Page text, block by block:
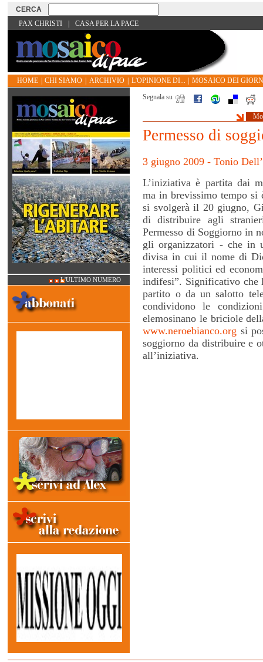
PAX CHRISTI CASA PER LA PACE
HOME CHI SIAMO ARCHIVIO L'OPINIONE DI...
MOSAICO DEI
Segnala su
Permesso di
3 giugno 2009 - Tonio
L’iniziativa è partita dai
ma in brevissimo tempo
si svolgerà il 20 giugno,
di distribuire agli
Permesso di Soggiorno in
gli organizzatori - che in
divisa in cui il nome di
interessi politici ed
indifesi”. Significativo che
partito o da un salotto
condividono le
elemosinano le briciole
www.neroebianco.org si
soggiorno da distribuire e
all’iniziativa.
L'ULTIMO NUMERO